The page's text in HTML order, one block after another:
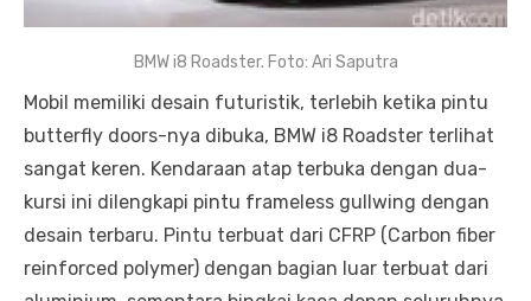
BMW i8 Roadster. Foto: Ari Saputra
Mobil memiliki desain futuristik, terlebih ketika pintu
butterfly doors-nya dibuka, BMW i8 Roadster terlihat
sangat keren. Kendaraan atap terbuka dengan dua-
kursi ini dilengkapi pintu frameless gullwing dengan
desain terbaru. Pintu terbuat dari CFRP (Carbon fiber
reinforced polymer) dengan bagian luar terbuat dari